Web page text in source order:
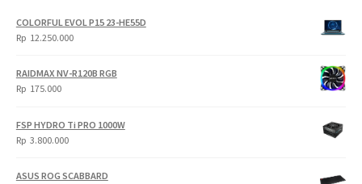
COLORFUL EVOL P15 23-HE55D
Rp 12.250.000
RAIDMAX NV-R120B RGB
Rp 175.000
FSP HYDRO Ti PRO 1000W
Rp 3.800.000
ASUS ROG SCABBARD